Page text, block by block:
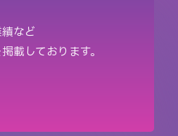
など
載しております。